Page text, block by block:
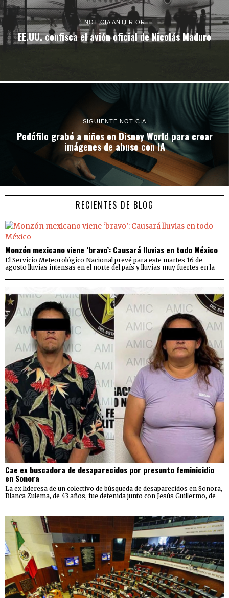
NOTICIA ANTERIOR
EE.UU. confisca el avión oficial de Nicolás Maduro
SIGUIENTE NOTICIA
Pedófilo grabó a niños en Disney World para crear
imágenes de abuso con IA
RECIENTES DE BLOG
Monzón mexicano viene ‘bravo’: Causará lluvias en todo México
El Servicio Meteorológico Nacional prevé para este martes 16 de
agosto lluvias intensas en el norte del país y lluvias muy fuertes en la
Cae ex buscadora de desaparecidos por presunto feminicidio
en Sonora
La ex lideresa de un colectivo de búsqueda de desaparecidos en Sonora,
Blanca Zulema, de 43 años, fue detenida junto con Jesús Guillermo, de